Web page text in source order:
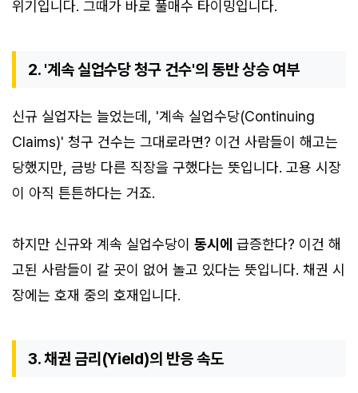
위기입니다. 그때가 바로 풀매수 타이밍입니다.
2. '계속 실업수당 청구 건수'의 동반 상승 여부
신규 실업자는 늘었는데, '계속 실업수당(Continuing
Claims)' 청구 건수는 그대로라면? 이건 사람들이 해고는
당했지만, 금방 다른 직장을 구했다는 뜻입니다. 고용 시장
이 아직 튼튼하다는 거죠.
하지만 신규와 계속 실업수당이 동시에 급증한다? 이건 해
고된 사람들이 갈 곳이 없어 놀고 있다는 뜻입니다. 채권 시
장에는 호재 중의 호재입니다.
3. 채권 금리(Yield)의 반응 속도